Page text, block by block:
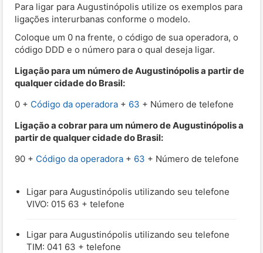
Para ligar para Augustinópolis utilize os exemplos para
ligações interurbanas conforme o modelo.
Coloque um 0 na frente, o código de sua operadora, o
código DDD e o número para o qual deseja ligar.
Ligação para um número de Augustinópolis a partir de
qualquer cidade do Brasil:
0 + Código da operadora + 63 + Número de telefone
Ligação a cobrar para um número de Augustinópolis a
partir de qualquer cidade do Brasil:
90 + Código da operadora + 63 + Número de telefone
Ligar para Augustinópolis utilizando seu telefone
VIVO: 015 63 + telefone
Ligar para Augustinópolis utilizando seu telefone
TIM: 041 63 + telefone